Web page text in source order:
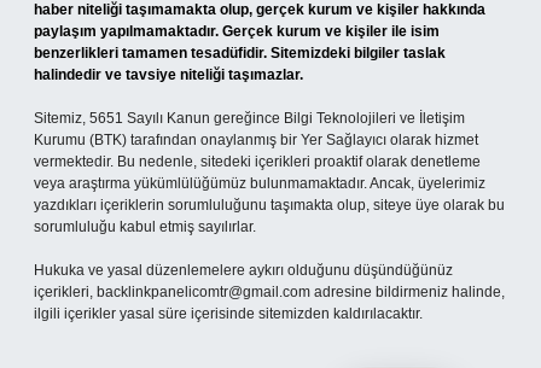
haber niteliği taşımamakta olup, gerçek kurum ve kişiler hakkında
paylaşım yapılmamaktadır. Gerçek kurum ve kişiler ile isim
benzerlikleri tamamen tesadüfidir. Sitemizdeki bilgiler taslak
halindedir ve tavsiye niteliği taşımazlar.
Sitemiz, 5651 Sayılı Kanun gereğince Bilgi Teknolojileri ve İletişim
Kurumu (BTK) tarafından onaylanmış bir Yer Sağlayıcı olarak hizmet
vermektedir. Bu nedenle, sitedeki içerikleri proaktif olarak denetleme
veya araştırma yükümlülüğümüz bulunmamaktadır. Ancak, üyelerimiz
yazdıkları içeriklerin sorumluluğunu taşımakta olup, siteye üye olarak bu
sorumluluğu kabul etmiş sayılırlar.
Hukuka ve yasal düzenlemelere aykırı olduğunu düşündüğünüz
içerikleri, backlinkpanelicomtr@gmail.com adresine bildirmeniz halinde,
ilgili içerikler yasal süre içerisinde sitemizden kaldırılacaktır.